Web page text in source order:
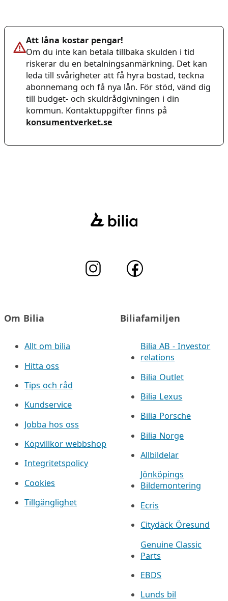
Att låna kostar pengar!
Om du inte kan betala tillbaka skulden i tid
riskerar du en betalningsanmärkning. Det kan
leda till svårigheter att få hyra bostad, teckna
abonnemang och få nya lån. För stöd, vänd dig
till budget- och skuldrådgivningen i din
kommun. Kontaktuppgifter finns på
konsumentverket.se
Om Bilia
Allt om bilia
Hitta oss
Tips och råd
Kundservice
Jobba hos oss
Köpvillkor webbshop
Integritetspolicy
Cookies
Tillgänglighet
Biliafamiljen
Bilia AB - Investor
relations
Bilia Outlet
Bilia Lexus
Bilia Porsche
Bilia Norge
Allbildelar
Jönköpings
Bildemontering
Ecris
Citydäck Öresund
Genuine Classic
Parts
EBDS
Lunds bil